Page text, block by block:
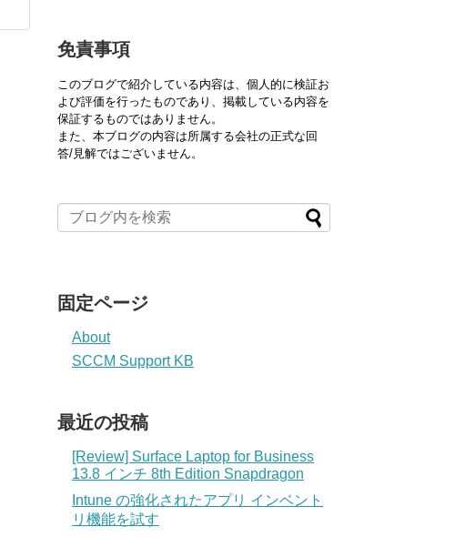
免責事項
このブログで紹介している内容は、個人的に検証お
よび評価を行ったものであり、掲載している内容を
保証するものではありません。
また、本ブログの内容は所属する会社の正式な回
答/見解ではございません。
固定ページ
About
SCCM Support KB
最近の投稿
[Review] Surface Laptop for Business
13.8 インチ 8th Edition Snapdragon
Intune の強化されたアプリ インベント
リ機能を試す